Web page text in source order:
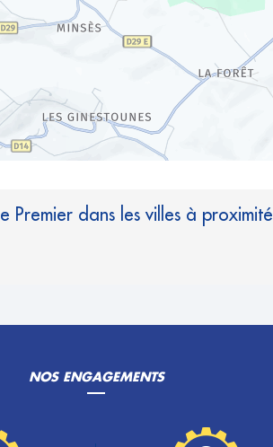
Premier dans les villes à proximité
NOS ENGAGEMENTS